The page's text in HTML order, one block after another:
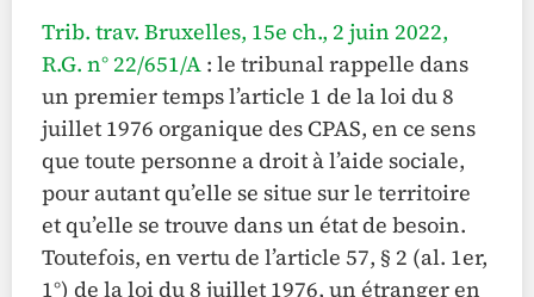
Trib. trav. Bruxelles, 15e ch., 2 juin 2022,
R.G. n° 22/651/A : le tribunal rappelle dans
un premier temps l’article 1 de la loi du 8
juillet 1976 organique des CPAS, en ce sens
que toute personne a droit à l’aide sociale,
pour autant qu’elle se situe sur le territoire
et qu’elle se trouve dans un état de besoin.
Toutefois, en vertu de l’article 57, § 2 (al. 1er,
1°) de la loi du 8 juillet 1976, un étranger en